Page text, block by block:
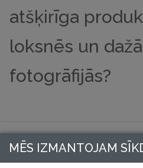
atšķirīga
loksnēs un
fotogrāfijās?
MĒS IZMANTOJAM